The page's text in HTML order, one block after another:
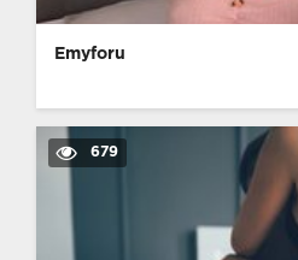
Emyforu
679